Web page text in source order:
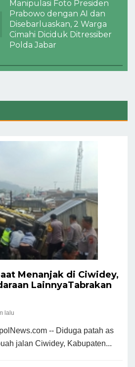
Manipulasi Foto Presiden
Prabowo dengan AI dan
Disebarluaskan, 2 Warga
Cimahi Diciduk Ditressiber
Polda Jabar
Menanjak di Ciwidey,
LainnyaTabrakan
lalu
-- Diduga patah as
jalan Ciwidey, Kabupaten...